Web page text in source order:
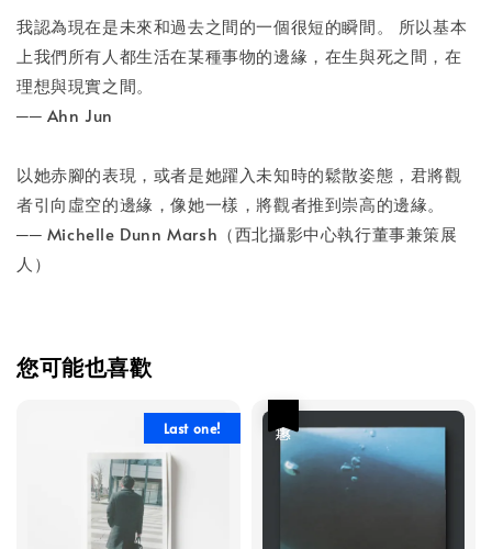
我認為現在是未來和過去之間的一個很短的瞬間。 所以基本
上我們所有人都生活在某種事物的邊緣，在生與死之間，在
理想與現實之間。
── Ahn Jun
以她赤腳的表現，或者是她躍入未知時的鬆散姿態，君將觀
者引向虛空的邊緣，像她一樣，將觀者推到崇高的邊緣。
── Michelle Dunn Marsh（西北攝影中心執行董事兼策展
人）
您可能也喜歡
Last one!